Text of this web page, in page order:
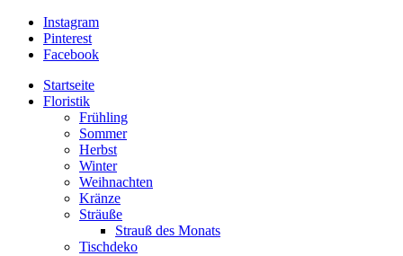
Instagram
Pinterest
Facebook
Startseite
Floristik
Frühling
Sommer
Herbst
Winter
Weihnachten
Kränze
Sträuße
Strauß des Monats
Tischdeko